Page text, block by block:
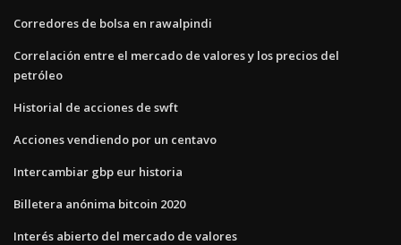
Corredores de bolsa en rawalpindi
Correlación entre el mercado de valores y los precios del
petróleo
Historial de acciones de swft
Acciones vendiendo por un centavo
Intercambiar gbp eur historia
Billetera anónima bitcoin 2020
Interés abierto del mercado de valores